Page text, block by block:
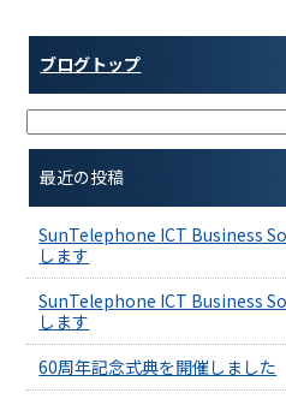
ブログトップ
最近の投稿
SunTelephone ICT Business
します
SunTelephone ICT Business
します
60周年記念式典を開催しました